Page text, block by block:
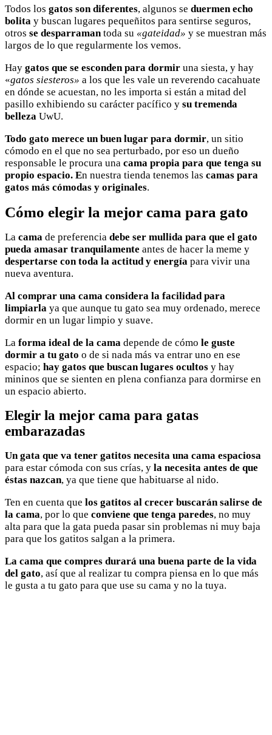
Todos los gatos son diferentes, algunos se duermen echo
bolita y buscan lugares pequeñitos para sentirse seguros,
otros se desparramantoda su «gateidad» y se muestran más
largos de lo que regularmente los vemos.
Hay gatos que se esconden para dormir una siesta, y hay
«gatos siesteros» a los que les vale un reverendo cacahuate
en dónde se acuestan, no les importa si están a mitad del
pasillo exhibiendo su carácter pacífico y su tremenda
belleza UwU.
Todo gato merece un buen lugar para dormir, un sitio
cómodo en el que no sea perturbado, por eso un dueño
responsable le procura una cama propia para que tenga su
propio espacio. En nuestra tienda tenemos las camas para
gatos más cómodas y originales.
Cómo elegir la mejor cama para gato
La cama de preferencia debe ser mullida para que el gato
pueda amasar tranquilamente antes de hacer la meme y
despertarse con toda la actitud y energía para vivir una
nueva aventura.
Al comprar una cama considera la facilidad para
limpiarla ya que aunque tu gato sea muy ordenado, merece
dormir en un lugar limpio y suave.
La forma ideal de la cama depende de cómo le guste
dormir a tu gato o de si nada más va entrar uno en ese
espacio; hay gatos que buscan lugares ocultos y hay
mininos que se sienten en plena confianza para dormirse en
un espacio abierto.
Elegir la mejor cama para gatas
embarazadas
Un gata que va tener gatitos necesita una cama espaciosa
para estar cómoda con sus crías, y la necesita antes de que
éstas nazcan, ya que tiene que habituarse al nido.
Ten en cuenta que los gatitos al crecer buscarán salirse de
la cama, por lo que conviene que tenga paredes, no muy
alta para que la gata pueda pasar sin problemas ni muy baja
para que los gatitos salgan a la primera.
La cama que compres durará una buena parte de la vida
del gato, así que al realizar tu compra piensa en lo que más
le gusta a tu gato para que use su cama y no la tuya.